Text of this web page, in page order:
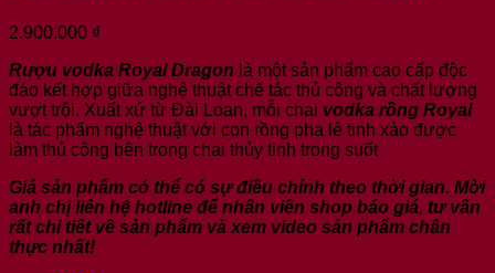
2.900.000 ₫
Rượu vodka Royal Dragon là một sản phẩm cao cấp độc
đáo kết hợp giữa nghệ thuật chế tác thủ công và chất lượng
vượt trội. Xuất xứ từ Đài Loan, mỗi chai vodka rồng Royal
là tác phẩm nghệ thuật với con rồng pha lê tinh xảo được
làm thủ công bên trong chai thủy tinh trong suốt
Giá sản phẩm có thể có sự điều chỉnh theo thời gian. Mời
anh chị liên hệ hotline để nhân viên shop báo giá, tư vấn
rất chi tiết về sản phẩm và xem video sản phẩm chân
thực nhất!